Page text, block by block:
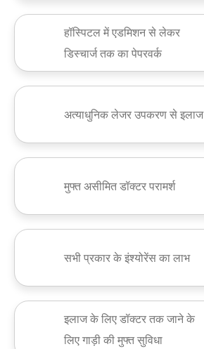
हॉस्पिटल में एडमिशन से लेकर
डिस्चार्ज तक का पेपरवर्क
अत्याधुनिक लेजर उपकरण से इलाज
मुफ्त असीमित डॉक्टर परामर्श
सभी प्रकार के इंश्योरेंस का लाभ
इलाज के लिए डॉक्टर तक जाने के
लिए गाड़ी की मुफ्त सुविधा